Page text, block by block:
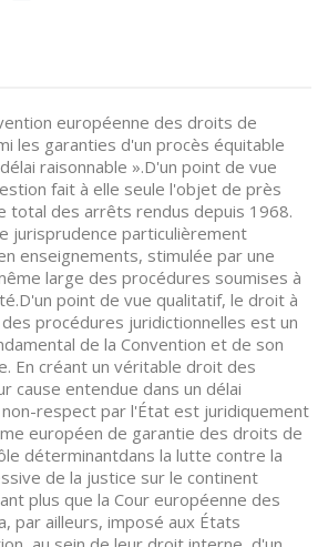
européenne des droits de
les garanties d'un procès équitable
raisonnable ».D'un point de vue
fait à elle seule l'objet de près
total des arrêts rendus depuis 1968.
jurisprudence particulièrement
enseignements, stimulée par une
large des procédures soumises à
point de vue qualitatif, le droit à
procédures juridictionnelles est un
de la Convention et de son
En créant un véritable droit des
cause entendue dans un délai
respect par l'État est juridiquement
européen de garantie des droits de
déterminantdans la lutte contre la
de la justice sur le continent
plus que la Cour européenne des
par ailleurs, imposé aux États